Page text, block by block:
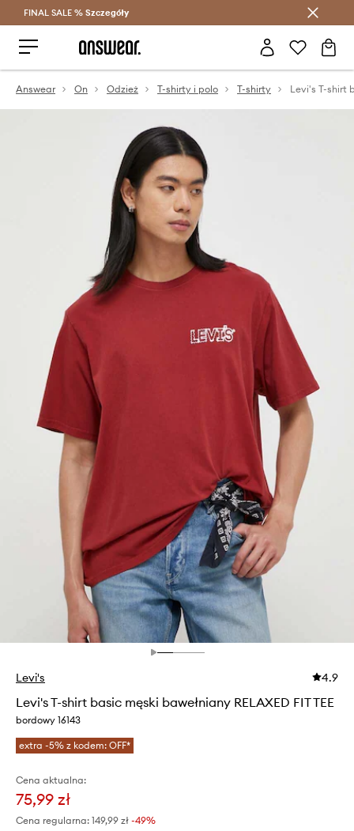
Oszczędzaj z Answear Club >
FINAL SALE % Szczegóły
Answear On Odzież T-shirty i polo T-shirty
Levi's 4.9
Levi's T-shirt basic męski bawełniany RELAXED FIT TEE
bordowy 16143
extra -5% z kodem: OFF*
Cena aktualna:
75,99 zł
Cena regularna: 149,99 zł -49%